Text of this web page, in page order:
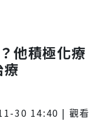
他積極化療
30 14:40 | 觀看